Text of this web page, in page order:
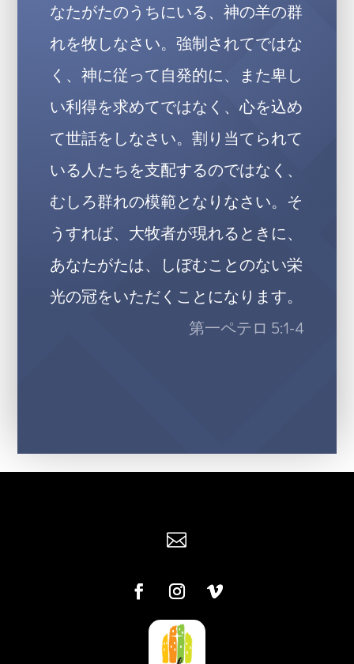
なたがたのうちにいる、神の羊の群
れを牧しなさい。強制されてではな
く、神に従って自発的に、また卑し
い利得を求めてではなく、心を込め
て世話をしなさい。割り当てられて
いる人たちを支配するのではなく、
むしろ群れの模範となりなさい。そ
うすれば、大牧者が現れるときに、
あなたがたは、しぼむことのない栄
光の冠をいただくことになります。
第一ペテロ 5:1-4
